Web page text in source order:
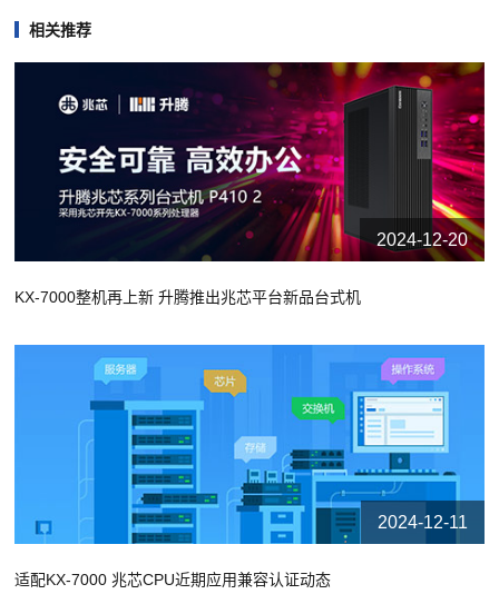
相关推荐
2024-12-20
KX-7000整机再上新 升腾推出兆芯平台新品台式机
2024-12-11
适配KX-7000 兆芯CPU近期应用兼容认证动态